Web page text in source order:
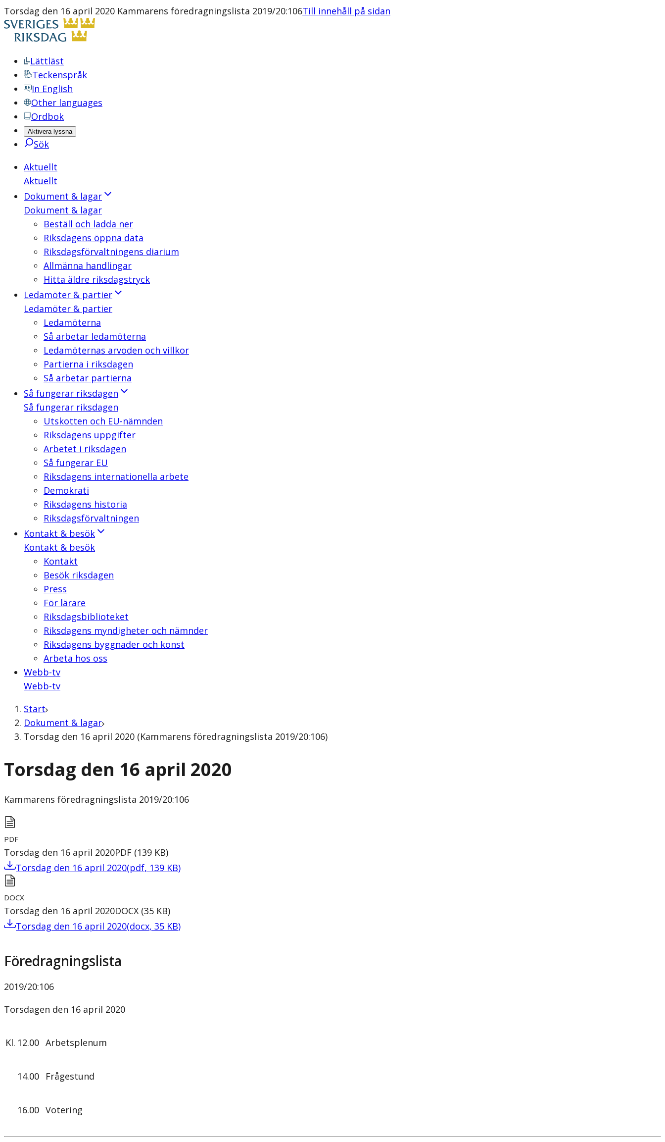
Torsdag den 16 april 2020 Kammarens föredragningslista 2019/20:106Till innehåll på sidan
Lättläst
Teckenspråk
In English
Other languages
Ordbok
Aktivera lyssna
Sök
Aktuellt
Aktuellt
Dokument & lagar
Dokument & lagar
Beställ och ladda ner
Riksdagens öppna data
Riksdagsförvaltningens diarium
Allmänna handlingar
Hitta äldre riksdagstryck
Ledamöter & partier
Ledamöter & partier
Ledamöterna
Så arbetar ledamöterna
Ledamöternas arvoden och villkor
Partierna i riksdagen
Så arbetar partierna
Så fungerar riksdagen
Så fungerar riksdagen
Utskotten och EU-nämnden
Riksdagens uppgifter
Arbetet i riksdagen
Så fungerar EU
Riksdagens internationella arbete
Demokrati
Riksdagens historia
Riksdagsförvaltningen
Kontakt & besök
Kontakt & besök
Kontakt
Besök riksdagen
Press
För lärare
Riksdagsbiblioteket
Riksdagens myndigheter och nämnder
Riksdagens byggnader och konst
Arbeta hos oss
Webb-tv
Webb-tv
Start
Dokument & lagar
Torsdag den 16 april 2020 (Kammarens föredragningslista 2019/20:106)
Torsdag den 16 april 2020
Kammarens föredragningslista 2019/20:106
PDF
Torsdag den 16 april 2020PDF (139 KB)
Torsdag den 16 april 2020(pdf, 139 KB)
DOCX
Torsdag den 16 april 2020DOCX (35 KB)
Torsdag den 16 april 2020(docx, 35 KB)
Föredragningslista
2019/20:106
Torsdagen den 16 april 2020
Kl. 12.00 Arbetsplenum
14.00 Frågestund
16.00 Votering